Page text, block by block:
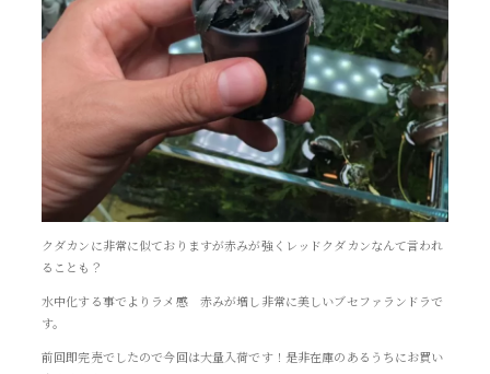
クダカンに非常に似ておりますが赤みが強くレッドクダカンなんて言われ
ることも？
水中化する事でよりラメ感 赤みが増し非常に美しいブセファランドラで
す。
前回即完売でしたので今回は大量入荷です！是非在庫のあるうちにお買い